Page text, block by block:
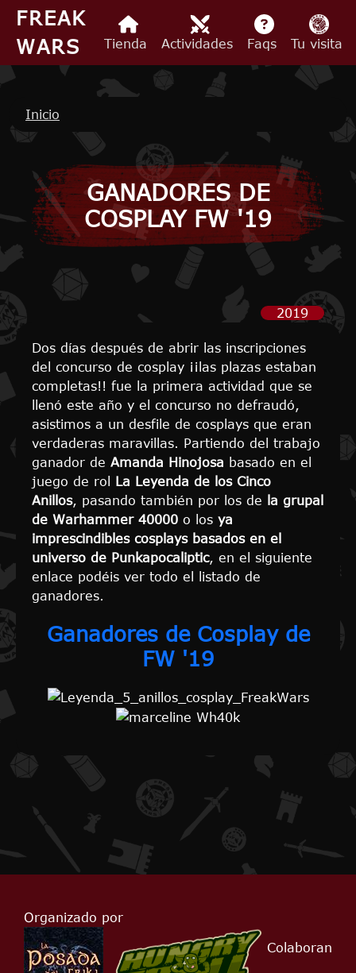
Pasar al contenido principal
FREAK
WARS
Tienda Actividades Faqs Tu visita
Ruta de navegación
Inicio
GANADORES DE
COSPLAY FW '19
2019
Dos días después de abrir las inscripciones
del concurso de cosplay ¡¡las plazas estaban
completas!! fue la primera actividad que se
llenó este año y el concurso no defraudó,
asistimos a un desfile de cosplays que eran
verdaderas maravillas. Partiendo del trabajo
ganador de Amanda Hinojosa basado en el
juego de rol La Leyenda de los Cinco
Anillos, pasando también por los de la grupal
de Warhammer 40000 o los ya
imprescindibles cosplays basados en el
universo de Punkapocaliptic, en el siguiente
enlace podéis ver todo el listado de
ganadores.
Ganadores de Cosplay de
FW '19
Organizado por
Colaboran